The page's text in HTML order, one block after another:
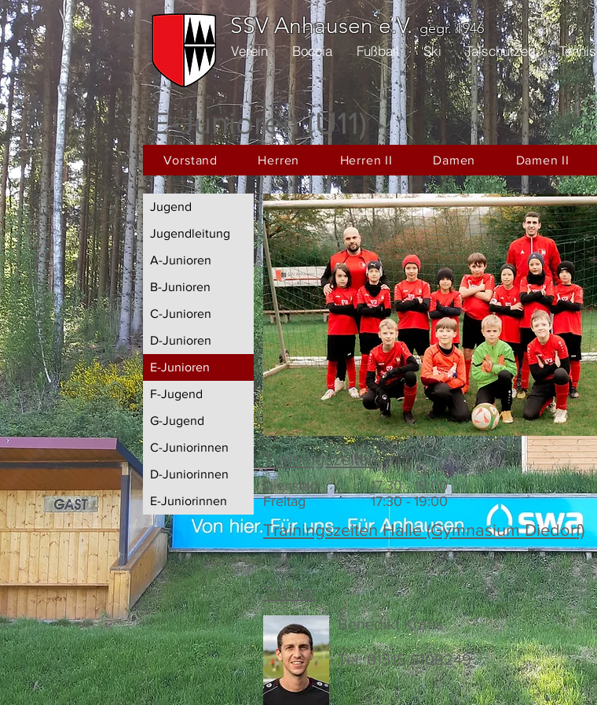
SSV Anhausen e.V.
Verein Boccia Fußball Ski Talschützen Tennis
gegr. 1946
E-Junioren (U11)
Vorstand Herren Herren II Damen Damen II
Jugend
Jugendleitung
A-Junioren
B-Junioren
C-Junioren
D-Junioren
E-Junioren
F-Jugend
G-Jugend
C-Juniorinnen
D-Juniorinnen
E-Juniorinnen
Trainingszeiten
Dienstag
Freitag
17:30 - 19:00
17:30 - 19:00
Trainingszeiten Halle (Gymnasium Diedorf)
Trainer
Benedikt Kraus
Tel. 01515 6108249